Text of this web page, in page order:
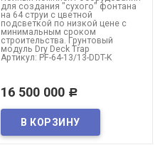
для создания "сухого" фонтана
на 64 струи с цветной
подсветкой по низкой цене с
минимальным сроком
строительства. Грунтовый
модуль Dry Deck Trap
Артикул: PF-64-13/13-DDT-K
16 500 000 Р